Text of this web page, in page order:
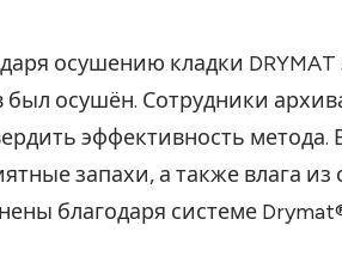
осушению кладки
был осушён. Сотрудники
эффективность метода.
запахи, а также влага из
благодаря системе